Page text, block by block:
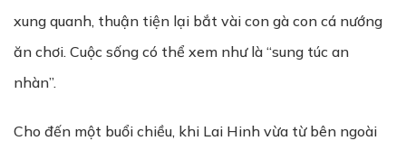
xung quanh, thuận tiện lại bắt vài con gà con cá nướng
ăn chơi. Cuộc sống có thể xem như là “sung túc an
nhàn”.
Cho đến một buổi chiều, khi Lai Hinh vừa từ bên ngoài